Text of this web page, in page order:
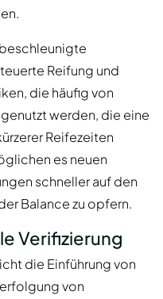
Reifung und
die häufig von
werden, die eine
Reifezeiten
es neuen
schneller auf den
Balance zu opfern.
Verifizierung
die Einführung von
von